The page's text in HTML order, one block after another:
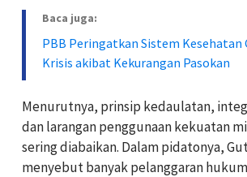
Baca juga:
PBB Peringatkan Sistem Kesehatan
Krisis akibat Kekurangan Pasokan
Menurutnya, prinsip kedaulatan,
dan larangan penggunaan kekuatan
sering diabaikan. Dalam pidatonya,
menyebut banyak pelanggaran